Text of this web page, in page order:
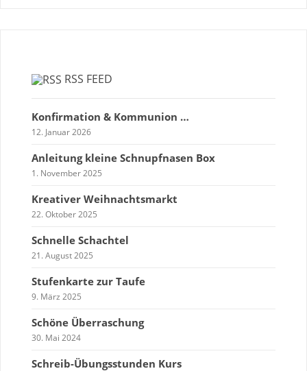
RSS FEED
Konfirmation & Kommunion …
12. Januar 2026
Anleitung kleine Schnupfnasen Box
1. November 2025
Kreativer Weihnachtsmarkt
22. Oktober 2025
Schnelle Schachtel
21. August 2025
Stufenkarte zur Taufe
9. März 2025
Schöne Überraschung
30. Mai 2024
Schreib-Übungsstunden Kurs